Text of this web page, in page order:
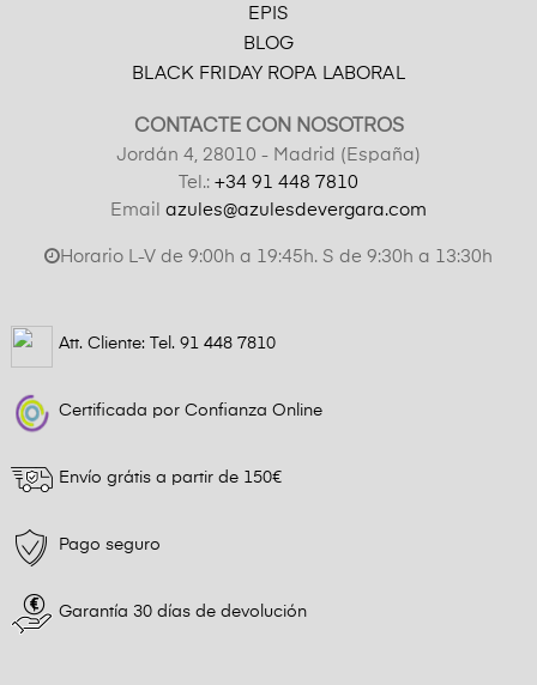
EPIS
BLOG
BLACK FRIDAY ROPA LABORAL
CONTACTE CON NOSOTROS
Jordán 4, 28010 - Madrid (España)
Tel.: +34 91 448 7810
Email azules@azulesdevergara.com
Horario L-V de 9:00h a 19:45h. S de 9:30h a 13:30h
Att. Cliente: Tel. 91 448 7810
Certificada por Confianza Online
Envío grátis a partir de 150€
Pago seguro
Garantía 30 días de devolución